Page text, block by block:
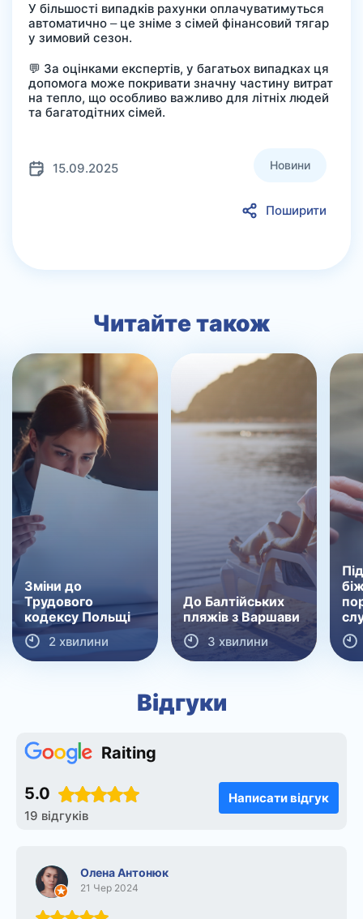
У більшості випадків рахунки оплачуватимуться
автоматично – це зніме з сімей фінансовий тягар
у зимовий сезон.
💬 За оцінками експертів, у багатьох випадках ця
допомога може покривати значну частину витрат
на тепло, що особливо важливо для літніх людей
та багатодітних сімей.
15.09.2025 Новини
Поширити
Читайте також
Зміни до
Трудового
кодексу Польщі
2 хвилини
До Балтійських
пляжів з Варшави
3 хвилини
Відгуки
Raiting
5.0
19 відгуків
Написати відгук
Олена Антонюк
21 Чер 2024